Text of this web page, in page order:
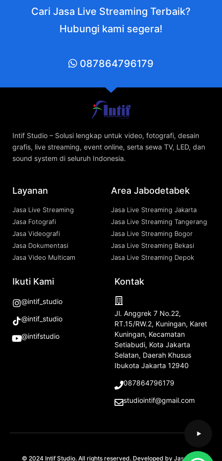
Cari Jasa Live Streaming Terbaik?
Hubungi kami segera!
087864796179
Intif Studio – Solusi lengkap untuk video, fotografi, desain
grafis, live streaming, event online, serta sewa TV, LED, dan
sound system di seluruh Indonesia.
Layanan
Jasa Live Streaming
Jasa Fotografi
Jasa Videografi
Jasa Dokumentasi
Jasa Video Multicam
Area Jabodetabek
Jasa Live Streaming Jakarta
Jasa Live Streaming Tangerang
Jasa Live Streaming Bogor
Jasa Live Streaming Bekasi
Jasa Live Streaming Depok
Ikuti Kami
@intif_studio
@intif_studio
@intifstudio
Kontak
Jl. Anggrek 7 No.22,
RT.15/RW.2, Kuningan, Karet
Kuningan, Kecamatan
Setiabudi, Kota Jakarta
Selatan, Daerah Khusus
Ibukota Jakarta 12940
087864796179
studiointif@gmail.com
© 2024 Intif Studio. All rights reserved. Developed by Jasa SEO